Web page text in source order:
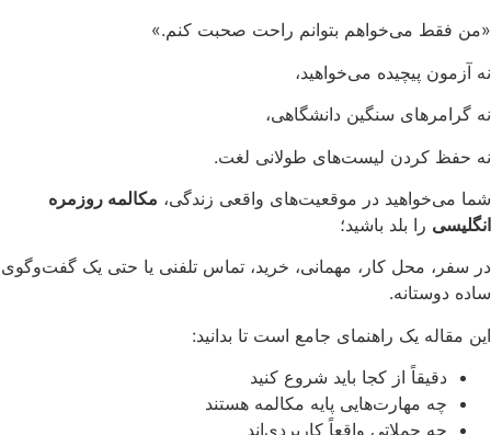
«من فقط می‌خواهم بتوانم راحت صحبت کنم.»
نه آزمون پیچیده می‌خواهید،
نه گرامرهای سنگین دانشگاهی،
نه حفظ کردن لیست‌های طولانی لغت.
شما می‌خواهید در موقعیت‌های واقعی زندگی، مکالمه روزمره
انگلیسی را بلد باشید؛
در سفر، محل کار، مهمانی، خرید، تماس تلفنی یا حتی یک گفت‌وگوی
ساده دوستانه.
این مقاله یک راهنمای جامع است تا بدانید:
دقیقاً از کجا باید شروع کنید
چه مهارت‌هایی پایه مکالمه هستند
چه جملاتی واقعاً کاربردی‌اند